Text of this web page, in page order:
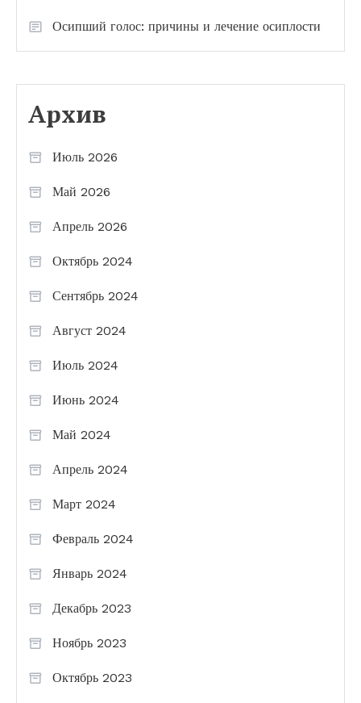
Осипший голос: причины и лечение осиплости
Архив
Июль 2026
Май 2026
Апрель 2026
Октябрь 2024
Сентябрь 2024
Август 2024
Июль 2024
Июнь 2024
Май 2024
Апрель 2024
Март 2024
Февраль 2024
Январь 2024
Декабрь 2023
Ноябрь 2023
Октябрь 2023